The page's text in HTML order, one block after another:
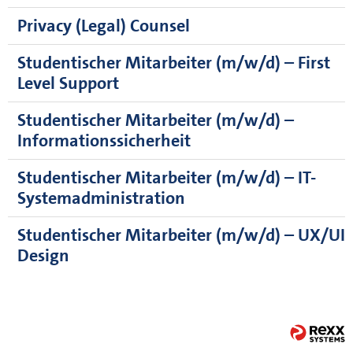
Privacy (Legal) Counsel
Studentischer Mitarbeiter (m/w/d) – First
Level Support
Studentischer Mitarbeiter (m/w/d) –
Informationssicherheit
Studentischer Mitarbeiter (m/w/d) – IT-
Systemadministration
Studentischer Mitarbeiter (m/w/d) – UX/UI
Design